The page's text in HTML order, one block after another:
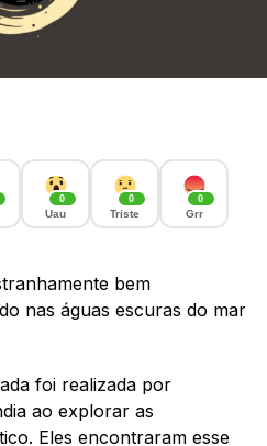
0
Uau
0
Triste
0
Grr
bem
nas águas escuras do mar
foi realizada por
ao explorar as
Eles encontraram esse